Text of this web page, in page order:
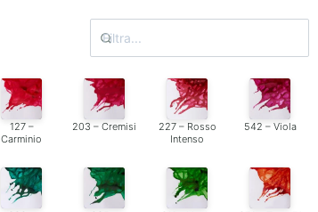
127 –
Carminio
203 – Cremisi
227 – Rosso
Intenso
542 – Viola